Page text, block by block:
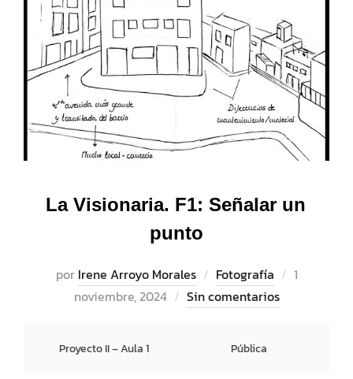
La Visionaria. F1: Señalar un
punto
por Irene Arroyo Morales Fotografía
Publicado
1
noviembre, 2024
Sin comentarios
Proyecto II – Aula 1 Pública